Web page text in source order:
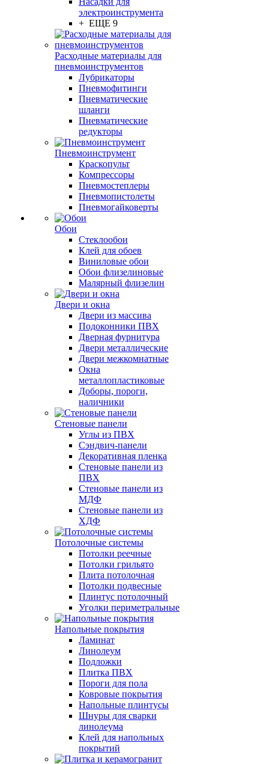
электроинструмента
+ ЕЩЕ 9
Расходные материалы для
пневмоинструментов
Лубрикаторы
Пневмофитинги
Пневматические
шланги
Пневматические
редукторы
Пневмоинструмент
Краскопульт
Компрессоры
Пневмостеплеры
Пневмопистолеты
Пневмогайковерты
Обои
Стеклообои
Клей для обоев
Виниловые обои
Обои флизелиновые
Малярный флизелин
Двери и окна
Двери из массива
Подоконники ПВХ
Дверная фурнитура
Двери металлические
Двери межкомнатные
Окна
металлопластиковые
Доборы, пороги,
наличники
Стеновые панели
Углы из ПВХ
Сэндвич-панели
Декоративная пленка
Стеновые панели из
ПВХ
Стеновые панели из
МДФ
Стеновые панели из
ХДФ
Потолочные системы
Потолки реечные
Потолки грильято
Плита потолочная
Потолки подвесные
Плинтус потолочный
Уголки периметральные
Напольные покрытия
Ламинат
Линолеум
Подложки
Плитка ПВХ
Пороги для пола
Ковровые покрытия
Напольные плинтусы
Шнуры для сварки
линолеума
Клей для напольных
покрытий